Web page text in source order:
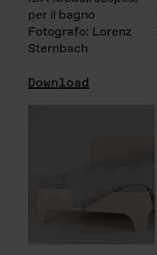
per il bagno
Fotografo: Lorenz
Sternbach
Download